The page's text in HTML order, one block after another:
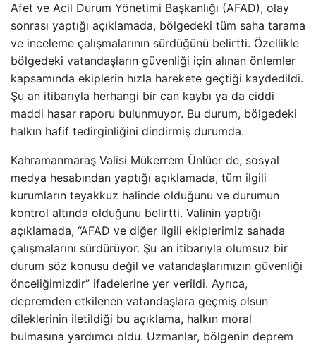
Afet ve Acil Durum Yönetimi Başkanlığı (AFAD), olay
sonrası yaptığı açıklamada, bölgedeki tüm saha tarama
ve inceleme çalışmalarının sürdüğünü belirtti. Özellikle
bölgedeki vatandaşların güvenliği için alınan önlemler
kapsamında ekiplerin hızla harekete geçtiği kaydedildi.
Şu an itibarıyla herhangi bir can kaybı ya da ciddi
maddi hasar raporu bulunmuyor. Bu durum, bölgedeki
halkın hafif tedirginliğini dindirmiş durumda.
Kahramanmaraş Valisi Mükerrem Ünlüer de, sosyal
medya hesabından yaptığı açıklamada, tüm ilgili
kurumların teyakkuz halinde olduğunu ve durumun
kontrol altında olduğunu belirtti. Valinin yaptığı
açıklamada, “AFAD ve diğer ilgili ekiplerimiz sahada
çalışmalarını sürdürüyor. Şu an itibarıyla olumsuz bir
durum söz konusu değil ve vatandaşlarımızın güvenliği
önceliğimizdir” ifadelerine yer verildi. Ayrıca,
depremden etkilenen vatandaşlara geçmiş olsun
dileklerinin iletildiği bu açıklama, halkın moral
bulmasına yardımcı oldu. Uzmanlar, bölgenin deprem